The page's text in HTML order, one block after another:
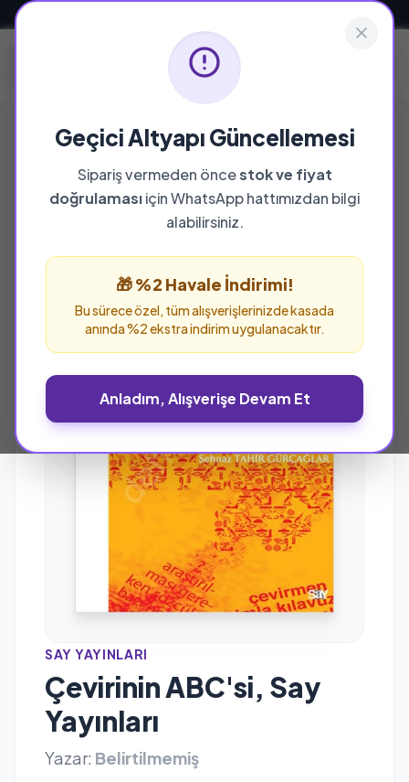
Geçici Altyapı Güncellemesi
Sipariş vermeden öncestok ve fiyat
doğrulamasıiçin WhatsApp hattımızdan bilgi
alabilirsiniz.
🎁 %2 Havale İndirimi!
Bu sürece özel, tüm alışverişlerinizde kasada
anında %2 ekstra indirim uygulanacaktır.
Anladım, Alışverişe Devam Et
SAY YAYINLARI
Çevirinin ABC'si, Say
Yayınları
Yazar: Belirtilmemiş